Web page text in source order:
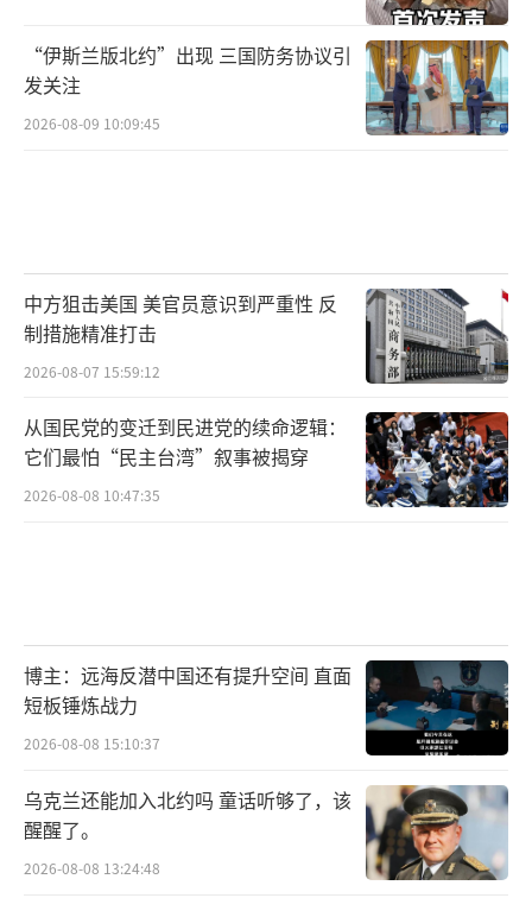
“伊斯兰版北约”出现 三国防务协议引
发关注
2026-08-09 10:09:45
中方狙击美国 美官员意识到严重性 反
制措施精准打击
2026-08-07 15:59:12
从国民党的变迁到民进党的续命逻辑：
它们最怕“民主台湾”叙事被揭穿
2026-08-08 10:47:35
博主：远海反潜中国还有提升空间 直面
短板锤炼战力
2026-08-08 15:10:37
乌克兰还能加入北约吗 童话听够了，该
醒醒了。
2026-08-08 13:24:48